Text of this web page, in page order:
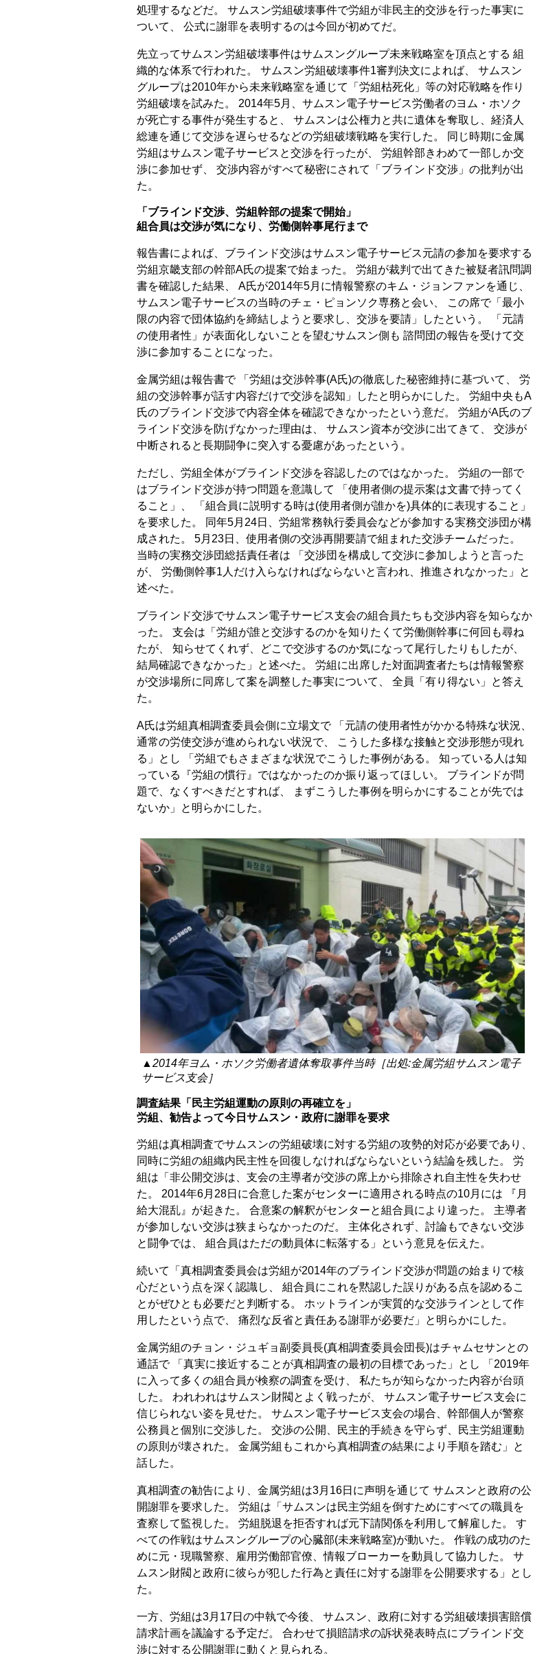
処理するなどだ。 サムスン労組破壊事件で労組が非民主的交渉を行った事実に
ついて、 公式に謝罪を表明するのは今回が初めてだ。
先立ってサムスン労組破壊事件はサムスングループ未来戦略室を頂点とする 組
織的な体系で行われた。 サムスン労組破壊事件1審判決文によれば、 サムスン
グループは2010年から未来戦略室を通じて「労組枯死化」等の対応戦略を作り
労組破壊を試みた。 2014年5月、サムスン電子サービス労働者のヨム・ホソク
が死亡する事件が発生すると、 サムスンは公権力と共に遺体を奪取し、経済人
総連を通じて交渉を遅らせるなどの労組破壊戦略を実行した。 同じ時期に金属
労組はサムスン電子サービスと交渉を行ったが、 労組幹部きわめて一部しか交
渉に参加せず、 交渉内容がすべて秘密にされて「ブラインド交渉」の批判が出
た。
「ブラインド交渉、労組幹部の提案で開始」
組合員は交渉が気になり、労働側幹事尾行まで
報告書によれば、ブラインド交渉はサムスン電子サービス元請の参加を要求する
労組京畿支部の幹部A氏の提案で始まった。 労組が裁判で出てきた被疑者訊問調
書を確認した結果、 A氏が2014年5月に情報警察のキム・ジョンファンを通じ、
サムスン電子サービスの当時のチェ・ピョンソク専務と会い、 この席で「最小
限の内容で団体協約を締結しようと要求し、交渉を要請」したという。 「元請
の使用者性」が表面化しないことを望むサムスン側も 諮問団の報告を受けて交
渉に参加することになった。
金属労組は報告書で 「労組は交渉幹事(A氏)の徹底した秘密維持に基づいて、 労
組の交渉幹事が話す内容だけで交渉を認知」したと明らかにした。 労組中央もA
氏のブラインド交渉で内容全体を確認できなかったという意だ。 労組がA氏のブ
ラインド交渉を防げなかった理由は、 サムスン資本が交渉に出てきて、 交渉が
中断されると長期闘争に突入する憂慮があったという。
ただし、労組全体がブラインド交渉を容認したのではなかった。 労組の一部で
はブラインド交渉が持つ問題を意識して 「使用者側の提示案は文書で持ってく
ること」、 「組合員に説明する時は(使用者側が誰かを)具体的に表現すること」
を要求した。 同年5月24日、労組常務執行委員会などが参加する実務交渉団が構
成された。 5月23日、使用者側の交渉再開要請で組まれた交渉チームだった。
当時の実務交渉団総括責任者は 「交渉団を構成して交渉に参加しようと言った
が、 労働側幹事1人だけ入らなければならないと言われ、推進されなかった」と
述べた。
ブラインド交渉でサムスン電子サービス支会の組合員たちも交渉内容を知らなか
った。 支会は「労組が誰と交渉するのかを知りたくて労働側幹事に何回も尋ね
たが、 知らせてくれず、どこで交渉するのか気になって尾行したりもしたが、
結局確認できなかった」と述べた。 労組に出席した対面調査者たちは情報警察
が交渉場所に同席して案を調整した事実について、 全員「有り得ない」と答え
た。
A氏は労組真相調査委員会側に立場文で 「元請の使用者性がかかる特殊な状況、
通常の労使交渉が進められない状況で、 こうした多様な接触と交渉形態が現れ
る」とし 「労組でもさまざまな状況でこうした事例がある。 知っている人は知
っている『労組の慣行』ではなかったのか振り返ってほしい。 ブラインドが問
題で、なくすべきだとすれば、 まずこうした事例を明らかにすることが先では
ないか」と明らかにした。
▲2014年ヨム・ホソク労働者遺体奪取事件当時［出処:金属労組サムスン電子
サービス支会］
調査結果「民主労組運動の原則の再確立を」
労組、勧告よって今日サムスン・政府に謝罪を要求
労組は真相調査でサムスンの労組破壊に対する労組の攻勢的対応が必要であり、
同時に労組の組織内民主性を回復しなければならないという結論を残した。 労
組は「非公開交渉は、支会の主導者が交渉の席上から排除され自主性を失わせ
た。 2014年6月28日に合意した案がセンターに適用される時点の10月には 『月
給大混乱』が起きた。 合意案の解釈がセンターと組合員により違った。 主導者
が参加しない交渉は狭まらなかったのだ。 主体化されず、討論もできない交渉
と闘争では、 組合員はただの動員体に転落する」という意見を伝えた。
続いて「真相調査委員会は労組が2014年のブラインド交渉が問題の始まりで核
心だという点を深く認識し、 組合員にこれを黙認した誤りがある点を認めるこ
とがぜひとも必要だと判断する。 ホットラインが実質的な交渉ラインとして作
用したという点で、 痛烈な反省と責任ある謝罪が必要だ」と明らかにした。
金属労組のチョン・ジュギョ副委員長(真相調査委員会団長)はチャムセサンとの
通話で 「真実に接近することが真相調査の最初の目標であった」とし 「2019年
に入って多くの組合員が検察の調査を受け、 私たちが知らなかった内容が台頭
した。 われわれはサムスン財閥とよく戦ったが、 サムスン電子サービス支会に
信じられない姿を見せた。 サムスン電子サービス支会の場合、幹部個人が警察
公務員と個別に交渉した。 交渉の公開、民主的手続きを守らず、民主労組運動
の原則が壊された。 金属労組もこれから真相調査の結果により手順を踏む」と
話した。
真相調査の勧告により、金属労組は3月16日に声明を通じて サムスンと政府の公
開謝罪を要求した。 労組は「サムスンは民主労組を倒すためにすべての職員を
査察して監視した。 労組脱退を拒否すれば元下請関係を利用して解雇した。 す
べての作戦はサムスングループの心臓部(未来戦略室)が動いた。 作戦の成功のた
めに元・現職警察、雇用労働部官僚、情報ブローカーを動員して協力した。 サ
ムスン財閥と政府に彼らが犯した行為と責任に対する謝罪を公開要求する」とし
た。
一方、労組は3月17日の中執で今後、 サムスン、政府に対する労組破壊損害賠償
請求計画を議論する予定だ。 合わせて損賠請求の訴状発表時点にブラインド交
渉に対する公開謝罪に動くと見られる。